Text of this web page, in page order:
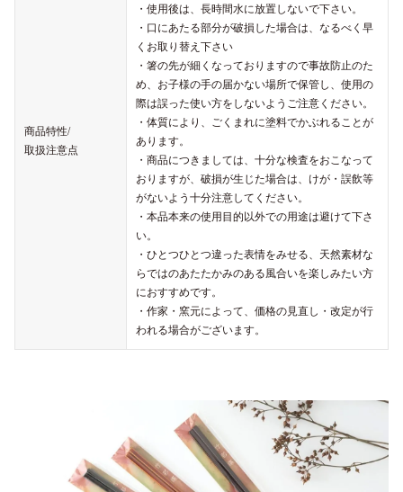
商品特性/
取扱注意点
・使用後は、長時間水に放置しないで下さい。
・口にあたる部分が破損した場合は、なるべく早
くお取り替え下さい
・箸の先が細くなっておりますので事故防止のた
め、お子様の手の届かない場所で保管し、使用の
際は誤った使い方をしないようご注意ください。
・体質により、ごくまれに塗料でかぶれることが
あります。
・商品につきましては、十分な検査をおこなって
おりますが、破損が生じた場合は、けが・誤飲等
がないよう十分注意してください。
・本品本来の使用目的以外での用途は避けて下さ
い。
・ひとつひとつ違った表情をみせる、天然素材な
らではのあたたかみのある風合いを楽しみたい方
におすすめです。
・作家・窯元によって、価格の見直し・改定が行
われる場合がございます。